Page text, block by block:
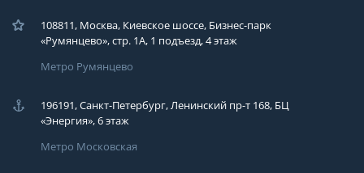
108811, Москва, Киевское шоссе, Бизнес-парк
«Румянцево», стр. 1А, 1 подъезд, 4 этаж
Метро Румянцево
196191, Санкт-Петербург, Ленинский пр-т 168, БЦ
«Энергия», 6 этаж
Метро Московская